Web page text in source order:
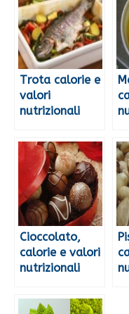
Trota calorie e
valori
nutrizionali
Cioccolato,
calorie e valori
nutrizionali